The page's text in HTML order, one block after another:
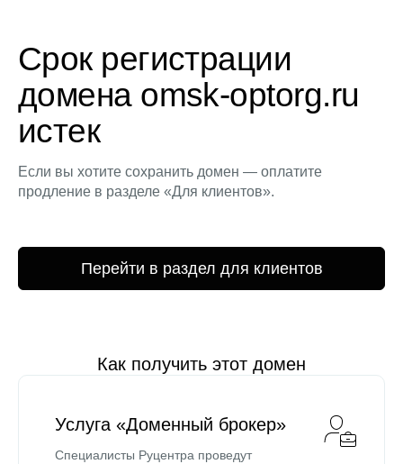
Срок регистрации
домена omsk-optorg.ru
истек
Если вы хотите сохранить домен — оплатите
продление в разделе «Для клиентов».
Перейти в раздел для клиентов
Как получить этот домен
Услуга «Доменный брокер»
Специалисты Руцентра проведут